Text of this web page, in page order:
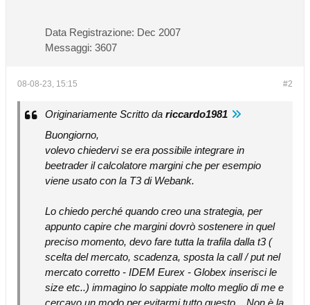
Data Registrazione: Dec 2007
Messaggi: 3607
#2
08-08-23, 15:15
Originariamente Scritto da riccardo1981
Buongiorno,
volevo chiedervi se era possibile integrare in
beetrader il calcolatore margini che per esempio
viene usato con la T3 di Webank.
Lo chiedo perché quando creo una strategia, per
appunto capire che margini dovrò sostenere in quel
preciso momento, devo fare tutta la trafila dalla t3 (
scelta del mercato, scadenza, sposta la call / put nel
mercato corretto - IDEM Eurex - Globex inserisci le
size etc..) immagino lo sappiate molto meglio di me e
cercavo un modo per evitarmi tutto questo... Non è la